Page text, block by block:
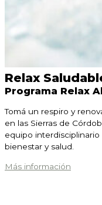
Relax
Programa Relax
Tomá un respiro y
en las Sierras de
equipo
bienestar y salud.
Más información